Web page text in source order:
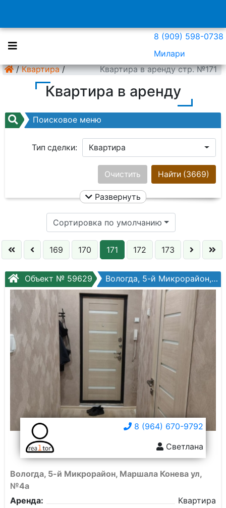
8 (909) 598-0738
Милари
/ Квартира / Квартира в аренду стр. №171
Квартира в аренду
Поисковое меню
Тип сделки: Квартира
Ничего не выбрано
Цена:
Кол. комнат:
Этаж:
Слово:
Найти (3669)
Очистить
Развернуть
Сортировка по умолчанию
169 170 171 172 173
Объект № 59629 Вологда, 5-й Микрорайон, Маршала Конева ул, №4а
8 (964) 670-9792
Светлана
Вологда, 5-й Микрорайон, Маршала Конева ул,
№4а
Аренда:
Квартира